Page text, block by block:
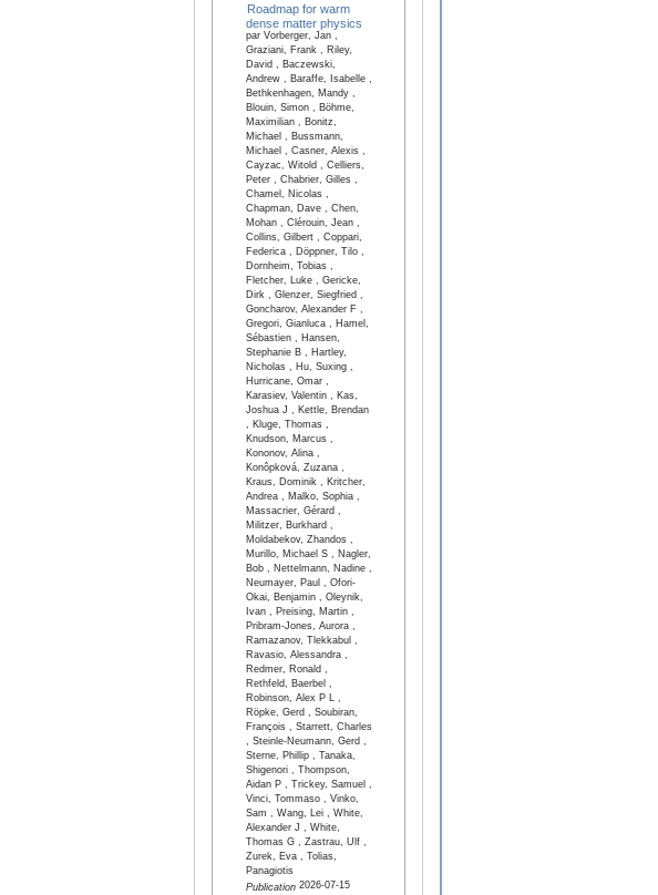
Roadmap for warm
dense matter physics
par Vorberger, Jan ,
Graziani, Frank , Riley,
David , Baczewski,
Andrew , Baraffe, Isabelle ,
Bethkenhagen, Mandy ,
Blouin, Simon , Böhme,
Maximilian , Bonitz,
Michael , Bussmann,
Michael , Casner, Alexis ,
Cayzac, Witold , Celliers,
Peter , Chabrier, Gilles ,
Chamel, Nicolas ,
Chapman, Dave , Chen,
Mohan , Clérouin, Jean ,
Collins, Gilbert , Coppari,
Federica , Döppner, Tilo ,
Dornheim, Tobias ,
Fletcher, Luke , Gericke,
Dirk , Glenzer, Siegfried ,
Goncharov, Alexander F ,
Gregori, Gianluca , Hamel,
Sébastien , Hansen,
Stephanie B , Hartley,
Nicholas , Hu, Suxing ,
Hurricane, Omar ,
Karasiev, Valentin , Kas,
Joshua J , Kettle, Brendan
, Kluge, Thomas ,
Knudson, Marcus ,
Kononov, Alina ,
Konôpková, Zuzana ,
Kraus, Dominik , Kritcher,
Andrea , Malko, Sophia ,
Massacrier, Gérard ,
Militzer, Burkhard ,
Moldabekov, Zhandos ,
Murillo, Michael S , Nagler,
Bob , Nettelmann, Nadine ,
Neumayer, Paul , Ofori-
Okai, Benjamin , Oleynik,
Ivan , Preising, Martin ,
Pribram-Jones, Aurora ,
Ramazanov, Tlekkabul ,
Ravasio, Alessandra ,
Redmer, Ronald ,
Rethfeld, Baerbel ,
Robinson, Alex P L ,
Röpke, Gerd , Soubiran,
François , Starrett, Charles
, Steinle-Neumann, Gerd ,
Sterne, Phillip , Tanaka,
Shigenori , Thompson,
Aidan P , Trickey, Samuel ,
Vinci, Tommaso , Vinko,
Sam , Wang, Lei , White,
Alexander J , White,
Thomas G , Zastrau, Ulf ,
Zurek, Eva , Tolias,
Panagiotis
Publication2026-07-15